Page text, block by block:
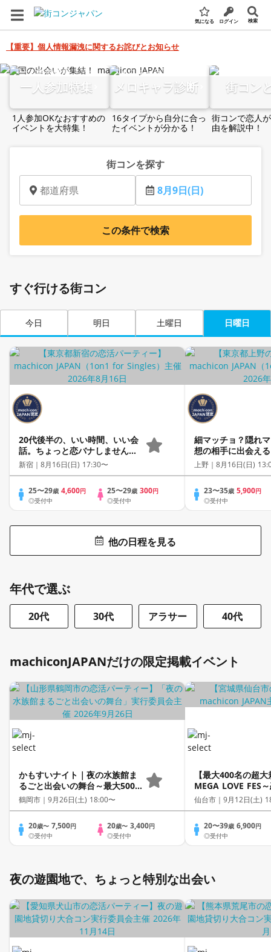
気になる ログイン 検索
【重要】個人情報漏洩に関するお詫びとお知らせ
全国の街コン・婚活パーティー検索サイト
一人参加特集
1人参加OKなおすすめの
イベントを大特集！
メロキャラ診断
16タイプから自分に合っ
たイベントが分かる！
街コン
街コンで恋人
由を解説中！
街コンを探す
都道府県
8月9日(日)
この条件で検索
すぐ行ける街コン
今日 明日 土曜日 日曜日
20代後半の、いい時間、いい会
話。ちょっと恋バナしません
か？《上質な1対1相席専用会
場》《全席半個室》《飲み放題
催》
新宿｜ 8月16日(日) 17:30〜
25〜29歳 4,600円
◎受付中
25〜29歳 300円
◎受付中
細マッチョ？隠れ
想の相手に出会え
う男性×筋肉好き20
《machicon
個室の上質な1対1
場》《26名限定》
上野｜ 8月16日(日)
23〜35歳 5,900円
◎受付中
他の日程を見る
年代で選ぶ
20代 30代 アラサー 40代
machiconJAPANだけの限定掲載イベント
かもすいナイト｜夜の水族館ま
るごと出会いの舞台～最大500人
の超大型企画！～
鶴岡市｜ 9月26日(土) 18:00〜
20歳〜 7,500円
◎受付中
20歳〜 3,400円
◎受付中
【最大400名の超
MEGA LOVE FES
す出会いの祭典～
仙台市｜ 9月12日(土)
20〜39歳 6,900円
◎受付中
夜の遊園地で、ちょっと特別な出会い